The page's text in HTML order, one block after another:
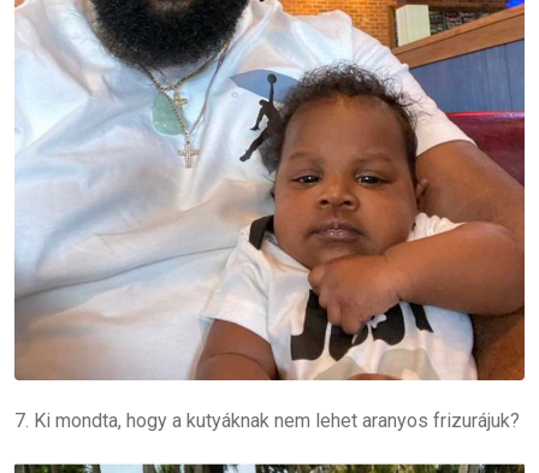
7. Ki mondta, hogy a kutyáknak nem lehet aranyos frizurájuk?